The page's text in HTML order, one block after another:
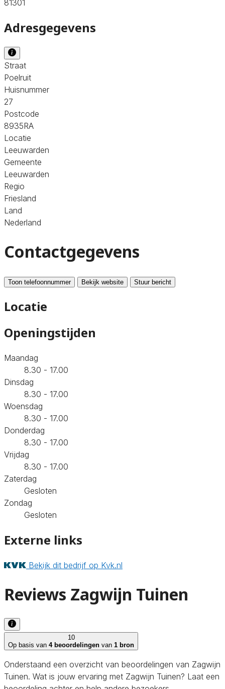
81301
Adresgegevens
Straat
Poelruit
Huisnummer
27
Postcode
8935RA
Locatie
Leeuwarden
Gemeente
Leeuwarden
Regio
Friesland
Land
Nederland
Contactgegevens
Toon telefoonnummer Bekijk website Stuur bericht
Locatie
Openingstijden
Maandag
8.30 - 17.00
Dinsdag
8.30 - 17.00
Woensdag
8.30 - 17.00
Donderdag
8.30 - 17.00
Vrijdag
8.30 - 17.00
Zaterdag
Gesloten
Zondag
Gesloten
Externe links
Bekijk dit bedrijf op Kvk.nl
Reviews Zagwijn Tuinen
10
Op basis van 4 beoordelingen van 1 bron
Onderstaand een overzicht van beoordelingen van Zagwijn
Tuinen. Wat is jouw ervaring met Zagwijn Tuinen? Laat een